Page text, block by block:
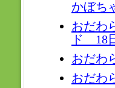
かぼち
おだわ
ド 18
おだわ
おだわ